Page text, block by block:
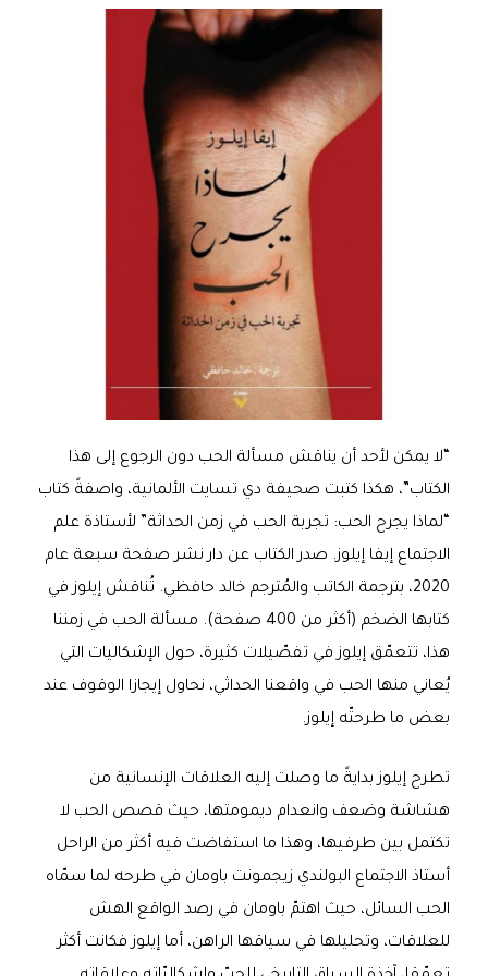
“لا يمكن لأحد أن يناقش مسألة الحب دون الرجوع إلى هذا
الكتاب”، هكذا كتبت صحيفة دي تسايت الألمانية، واصفةً كتاب
“لماذا يجرح الحب: تجربة الحب في زمن الحداثة” لأستاذة علم
الاجتماع إيفا إيلوز. صدر الكتاب عن دار نشر صفحة سبعة عام
2020، بترجمة الكاتب والمُترجم خالد حافظي. تُناقش إيلوز في
كتابها الضخم (أكثر من 400 صفحة). مسألة الحب في زمننا
هذا، تتعمّق إيلوز في تفصّيلات كثيرة، حول الإشكاليات التي
يُعاني منها الحب في واقعنا الحداثي، نحاول إيجازا الوقوف عند
بعض ما طرحتّه إيلوز.
تطرح إيلوز بدايةً ما وصلت إليه العلاقات الإنسانية من
هشاشة وضعف وانعدام ديمومتها، حيث قصص الحب لا
تكتمل بين طرفيها، وهذا ما استفاضت فيه أكثر من الراحل
أستاذ الاجتماع البولندي زيجمونت باومان في طرحه لما سمّاه
الحب السائل، حيث اهتمّ باومان في رصد الواقع الهش
للعلاقات، وتحليلها في سياقها الراهن، أما إيلوز فكانت أكثر